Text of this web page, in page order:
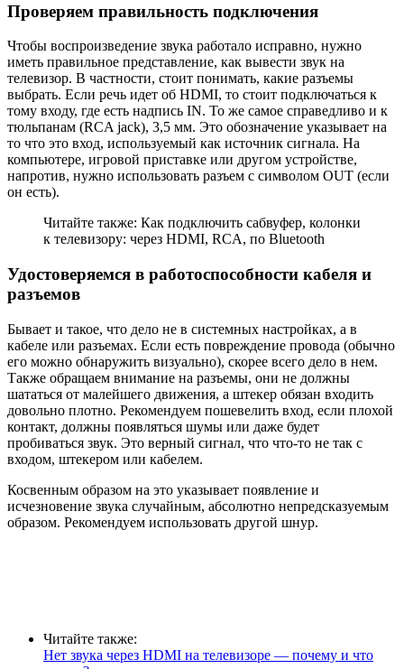
Проверяем правильность подключения
Чтобы воспроизведение звука работало исправно, нужно
иметь правильное представление, как вывести звук на
телевизор. В частности, стоит понимать, какие разъемы
выбрать. Если речь идет об HDMI, то стоит подключаться к
тому входу, где есть надпись IN. То же самое справедливо и к
тюльпанам (RCA jack), 3,5 мм. Это обозначение указывает на
то что это вход, используемый как источник сигнала. На
компьютере, игровой приставке или другом устройстве,
напротив, нужно использовать разъем с символом OUT (если
он есть).
Читайте также: Как подключить сабвуфер, колонки
к телевизору: через HDMI, RCA, по Bluetooth
Удостоверяемся в работоспособности кабеля и
разъемов
Бывает и такое, что дело не в системных настройках, а в
кабеле или разъемах. Если есть повреждение провода (обычно
его можно обнаружить визуально), скорее всего дело в нем.
Также обращаем внимание на разъемы, они не должны
шататься от малейшего движения, а штекер обязан входить
довольно плотно. Рекомендуем пошевелить вход, если плохой
контакт, должны появляться шумы или даже будет
пробиваться звук. Это верный сигнал, что что-то не так с
входом, штекером или кабелем.
Косвенным образом на это указывает появление и
исчезновение звука случайным, абсолютно непредсказуемым
образом. Рекомендуем использовать другой шнур.
Читайте также:
Нет звука через HDMI на телевизоре — почему и что